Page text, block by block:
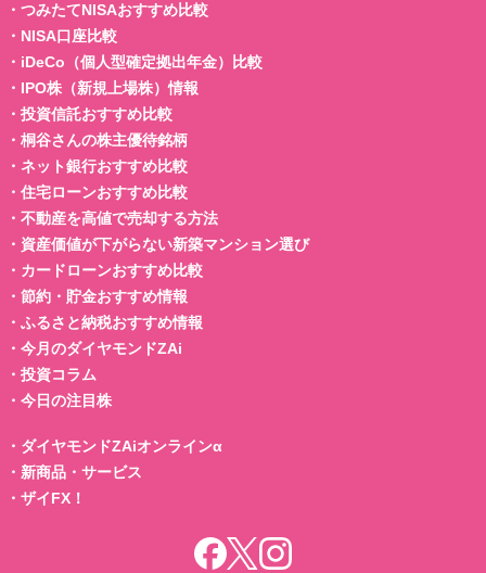
・ つみたてNISAおすすめ比較
・ NISA口座比較
・ iDeCo（個人型確定拠出年金）比較
・ IPO株（新規上場株）情報
・ 投資信託おすすめ比較
・ 桐谷さんの株主優待銘柄
・ ネット銀行おすすめ比較
・ 住宅ローンおすすめ比較
・ 不動産を高値で売却する方法
・ 資産価値が下がらない新築マンション選び
・ カードローンおすすめ比較
・ 節約・貯金おすすめ情報
・ ふるさと納税おすすめ情報
・ 今月のダイヤモンドZAi
・ 投資コラム
・ 今日の注目株
・ ダイヤモンドZAiオンラインα
・ 新商品・サービス
・ ザイFX！